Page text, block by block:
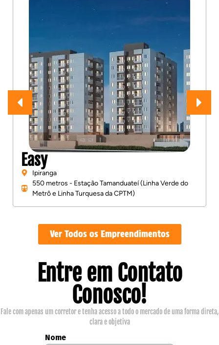
Easy
Ipiranga
550 metros - Estação Tamanduateí (Linha Verde do
Metrô e Linha Turquesa da CPTM)
Ver Todos os Empreendimentos
Entre em Contato
Conosco!
Fale com apenas um corretor e tenha acesso a todo o mercado de uma forma direta,
clara e objetiva
Nome